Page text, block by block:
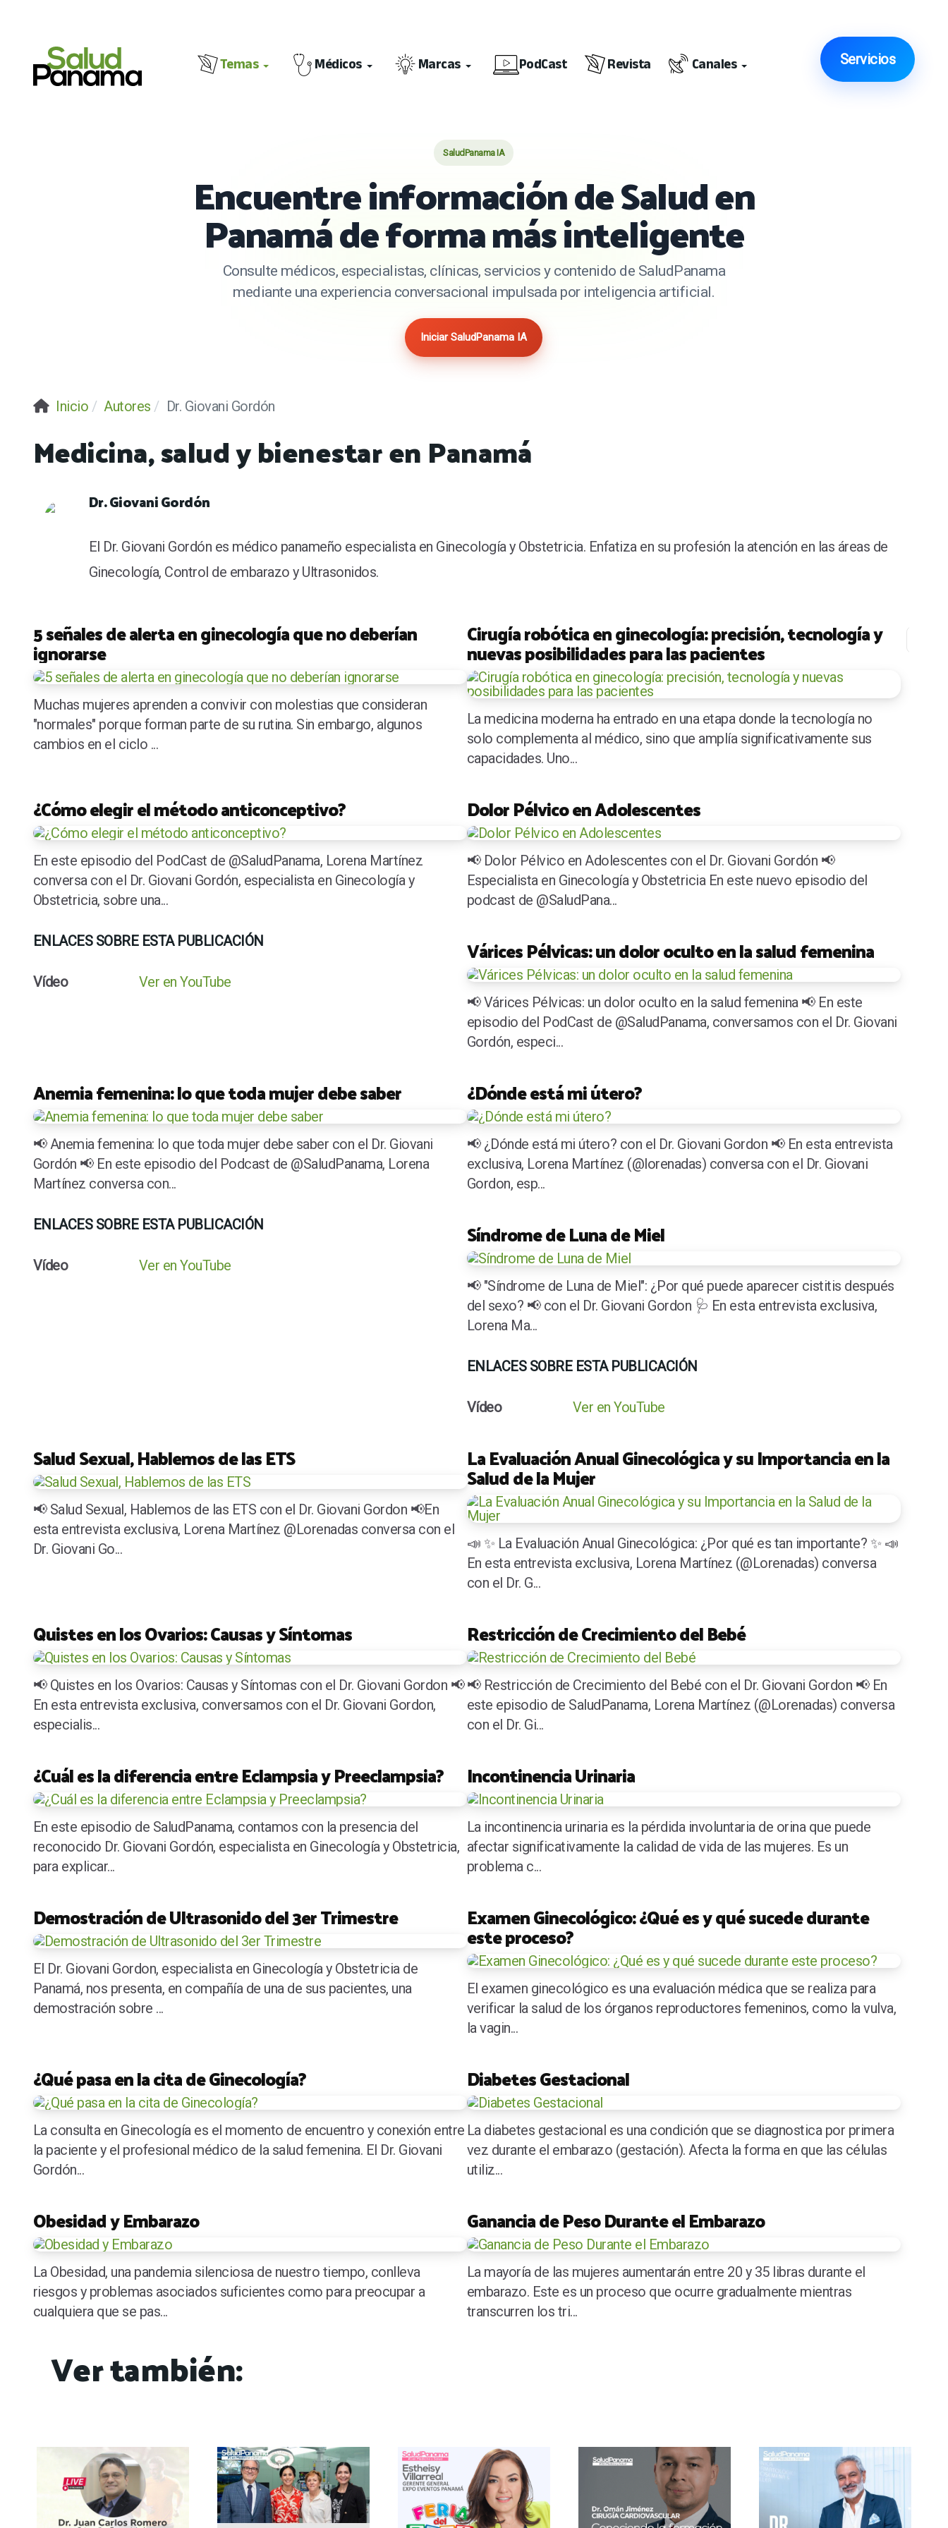
Temas Médicos Marcas PodCast Revista Canales Servicios
SaludPanama IA
Encuentre información de Salud en
Panamá de forma más inteligente
Consulte médicos, especialistas, clínicas, servicios y contenido de SaludPanama
mediante una experiencia conversacional impulsada por inteligencia artificial.
Iniciar SaludPanama IA
Inicio Autores Dr. Giovani Gordón
Medicina, salud y bienestar en Panamá
Dr. Giovani Gordón
El Dr. Giovani Gordón es médico panameño especialista en Ginecología y Obstetricia. Enfatiza en su profesión la atención en las áreas de
Ginecología, Control de embarazo y Ultrasonidos.
5 señales de alerta en ginecología que no deberían
ignorarse
Muchas mujeres aprenden a convivir con molestias que consideran
"normales" porque forman parte de su rutina. Sin embargo, algunos
cambios en el ciclo ...
Cirugía robótica en ginecología: precisión, tecnología y
nuevas posibilidades para las pacientes
La medicina moderna ha entrado en una etapa donde la tecnología no
solo complementa al médico, sino que amplía significativamente sus
capacidades. Uno...
¿Cómo elegir el método anticonceptivo?
En este episodio del PodCast de @SaludPanama, Lorena Martínez
conversa con el Dr. Giovani Gordón, especialista en Ginecología y
Obstetricia, sobre una...
ENLACES SOBRE ESTA PUBLICACIÓN
Vídeo Ver en YouTube
Dolor Pélvico en Adolescentes
📢 Dolor Pélvico en Adolescentes con el Dr. Giovani Gordón 📢
Especialista en Ginecología y Obstetricia En este nuevo episodio del
podcast de @SaludPana...
Várices Pélvicas: un dolor oculto en la salud femenina
📢 Várices Pélvicas: un dolor oculto en la salud femenina 📢 En este
episodio del PodCast de @SaludPanama, conversamos con el Dr. Giovani
Gordón, especi...
Anemia femenina: lo que toda mujer debe saber
📢 Anemia femenina: lo que toda mujer debe saber con el Dr. Giovani
Gordón 📢 En este episodio del Podcast de @SaludPanama, Lorena
Martínez conversa con...
ENLACES SOBRE ESTA PUBLICACIÓN
Vídeo Ver en YouTube
¿Dónde está mi útero?
📢 ¿Dónde está mi útero? con el Dr. Giovani Gordon 📢 En esta entrevista
exclusiva, Lorena Martínez (@lorenadas) conversa con el Dr. Giovani
Gordon, esp...
Síndrome de Luna de Miel
📢 "Síndrome de Luna de Miel": ¿Por qué puede aparecer cistitis después
del sexo? 📢 con el Dr. Giovani Gordon 🩺 En esta entrevista exclusiva,
Lorena Ma...
ENLACES SOBRE ESTA PUBLICACIÓN
Vídeo Ver en YouTube
Salud Sexual, Hablemos de las ETS
📢 Salud Sexual, Hablemos de las ETS con el Dr. Giovani Gordon 📢En
esta entrevista exclusiva, Lorena Martínez @Lorenadas conversa con el
Dr. Giovani Go...
La Evaluación Anual Ginecológica y su Importancia en la
Salud de la Mujer
📣 ✨ La Evaluación Anual Ginecológica: ¿Por qué es tan importante? ✨ 📣
En esta entrevista exclusiva, Lorena Martínez (@Lorenadas) conversa
con el Dr. G...
Quistes en los Ovarios: Causas y Síntomas
📢 Quistes en los Ovarios: Causas y Síntomas con el Dr. Giovani Gordon 📢
En esta entrevista exclusiva, conversamos con el Dr. Giovani Gordon,
especialis...
Restricción de Crecimiento del Bebé
📢 Restricción de Crecimiento del Bebé con el Dr. Giovani Gordon 📢 En
este episodio de SaludPanama, Lorena Martínez (@Lorenadas) conversa
con el Dr. Gi...
¿Cuál es la diferencia entre Eclampsia y Preeclampsia?
En este episodio de SaludPanama, contamos con la presencia del
reconocido Dr. Giovani Gordón, especialista en Ginecología y Obstetricia,
para explicar...
Incontinencia Urinaria
La incontinencia urinaria es la pérdida involuntaria de orina que puede
afectar significativamente la calidad de vida de las mujeres. Es un
problema c...
Demostración de Ultrasonido del 3er Trimestre
El Dr. Giovani Gordon, especialista en Ginecología y Obstetricia de
Panamá, nos presenta, en compañía de una de sus pacientes, una
demostración sobre ...
Examen Ginecológico: ¿Qué es y qué sucede durante
este proceso?
El examen ginecológico es una evaluación médica que se realiza para
verificar la salud de los órganos reproductores femeninos, como la vulva,
la vagin...
¿Qué pasa en la cita de Ginecología?
La consulta en Ginecología es el momento de encuentro y conexión entre
la paciente y el profesional médico de la salud femenina. El Dr. Giovani
Gordón...
Diabetes Gestacional
La diabetes gestacional es una condición que se diagnostica por primera
vez durante el embarazo (gestación). Afecta la forma en que las células
utiliz...
Obesidad y Embarazo
La Obesidad, una pandemia silenciosa de nuestro tiempo, conlleva
riesgos y problemas asociados suficientes como para preocupar a
cualquiera que se pas...
Ganancia de Peso Durante el Embarazo
La mayoría de las mujeres aumentarán entre 20 y 35 libras durante el
embarazo. Este es un proceso que ocurre gradualmente mientras
transcurren los tri...
Ver también: